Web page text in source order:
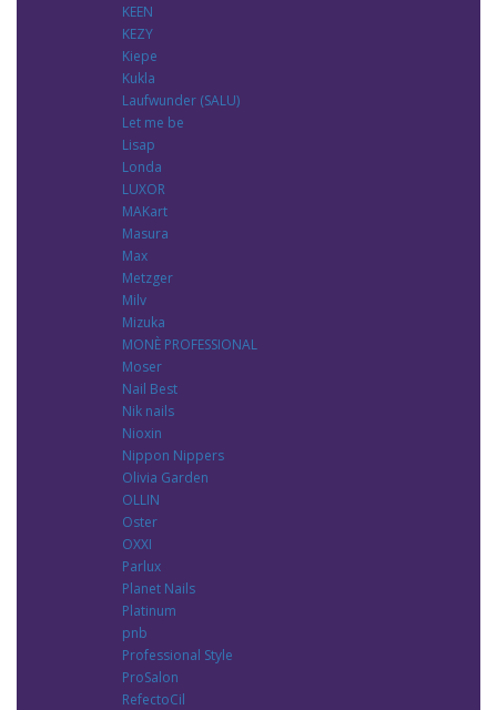
KEEN
KEZY
Kiepe
Kukla
Laufwunder (SALU)
Let me be
Lisap
Londa
LUXOR
MAKart
Masura
Max
Metzger
Milv
Mizuka
MONÈ PROFESSIONAL
Moser
Nail Best
Nik nails
Nioxin
Nippon Nippers
Olivia Garden
OLLIN
Oster
OXXI
Parlux
Planet Nails
Platinum
pnb
Professional Style
ProSalon
RefectoCil